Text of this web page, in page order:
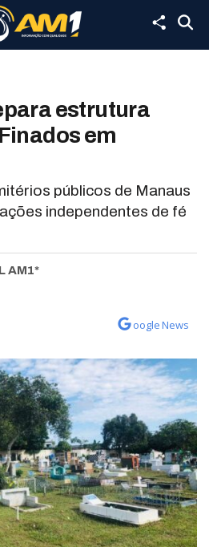
estrutura
em
públicos de Manaus
independentes de fé
AM1*
oogle News